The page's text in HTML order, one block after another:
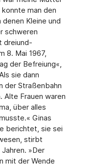
man den
Kleine und
schweren
dreiund­
8. Mai 1967,
der Befreiung«,
sie dann
der Straßenbahn
Alte Frauen waren
über alles
Ginas
berichtet, sie sei
stirbt
»Der
mit der Wende